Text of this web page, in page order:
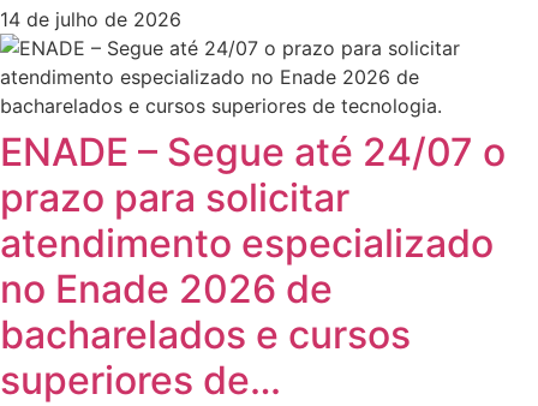
14 de julho de 2026
ENADE – Segue até 24/07 o
prazo para solicitar
atendimento especializado
no Enade 2026 de
bacharelados e cursos
superiores de…